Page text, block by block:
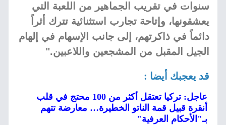
سنوات في تقريب الجماهير من اللعبة التي
يعشقونها، وإتاحة تجارب استثنائية تترك أثراً
دائماً في ذاكرتهم، إلى جانب الإسهام في إلهام
الجيل المقبل من المشجعين واللاعبين."
قد يعجبك أيضا :
عاجل: تركيا تعتقل أكثر من 100 محتج في قلب
أنقرة قبيل قمة الناتو الخطيرة… معارضة تتهم
بـ"الأحكام العرفية"